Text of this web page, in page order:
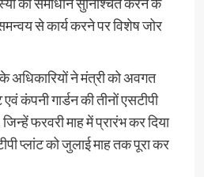
से कार्य करने पर विशेष जोर
ने मंत्री को अवगत
कंपनी गार्डन की तीनों एसटीपी
फरवरी माह में प्रारंभ कर दिया
प्लांट को जुलाई माह तक पूरा कर